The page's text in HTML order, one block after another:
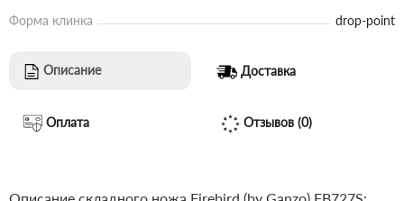
Форма клинка
drop-point
Описание Доставка
Оплата Отзывов (0)